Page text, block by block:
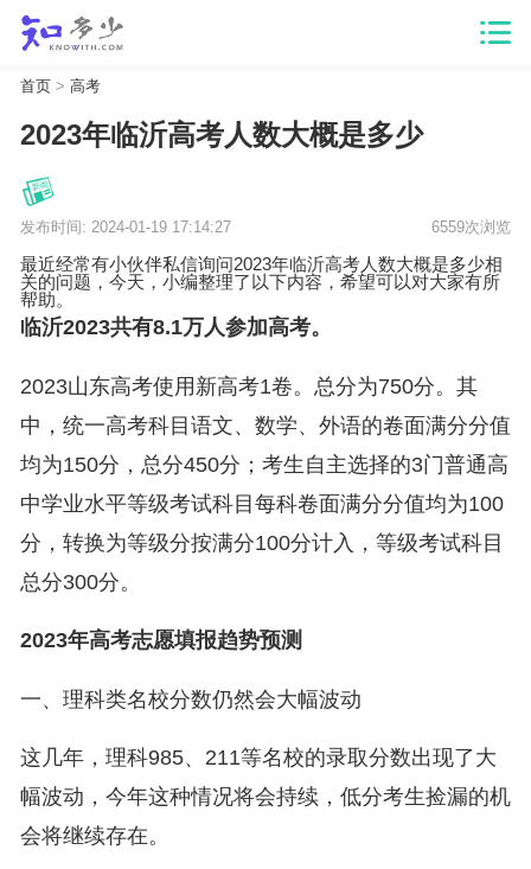
首页> 高考
2023年临沂高考人数大概是多少
发布时间: 2024-01-19 17:14:27 6559次浏览
最近经常有小伙伴私信询问2023年临沂高考人数大概是多少相
关的问题，今天，小编整理了以下内容，希望可以对大家有所
帮助。
临沂2023共有8.1万人参加高考。
2023山东高考使用新高考1卷。总分为750分。其
中，统一高考科目语文、数学、外语的卷面满分分值
均为150分，总分450分；考生自主选择的3门普通高
中学业水平等级考试科目每科卷面满分分值均为100
分，转换为等级分按满分100分计入，等级考试科目
总分300分。
2023年高考志愿填报趋势预测
一、理科类名校分数仍然会大幅波动
这几年，理科985、211等名校的录取分数出现了大
幅波动，今年这种情况将会持续，低分考生捡漏的机
会将继续存在。